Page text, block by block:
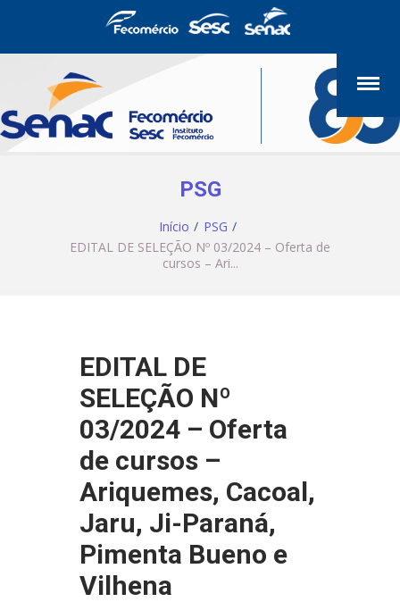
PSG
Início
PSG
EDITAL DE SELEÇÃO Nº 03/2024 – Oferta de
cursos – Ari...
EDITAL DE
SELEÇÃO Nº
03/2024 – Oferta
de cursos –
Ariquemes, Cacoal,
Jaru, Ji-Paraná,
Pimenta Bueno e
Vilhena